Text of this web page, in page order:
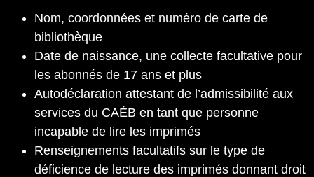
Nom, coordonnées et numéro de carte de
bibliothèque
Date de naissance, une collecte facultative pour
les abonnés de 17 ans et plus
Autodéclaration attestant de l’admissibilité aux
services du CAÉB en tant que personne
incapable de lire les imprimés
Renseignements facultatifs sur le type de
déficience de lecture des imprimés donnant droit